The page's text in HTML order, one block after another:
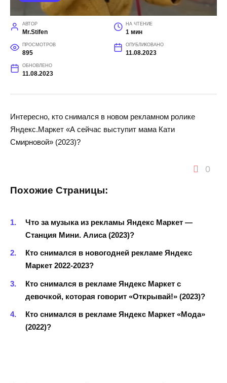
АВТОР
Mr.Stifen
НА ЧТЕНИЕ
1 мин
ПРОСМОТРОВ
895
ОПУБЛИКОВАНО
11.08.2023
ОБНОВЛЕНО
11.08.2023
Интересно, кто снимался в новом рекламном ролике
Яндекс.Маркет «А сейчас выступит мама Кати
Смирновой» (2023)?
0
Похожие Страницы:
Что за музыка из рекламы Яндекс Маркет —
Станция Мини. Алиса (2023)?
Кто снимался в новогодней рекламе Яндекс
Маркет 2022-2023?
Кто снимался в рекламе Яндекс Маркет с
девочкой, которая говорит «Открывай!» (2023)?
Кто снимался в рекламе Яндекс Маркет «Мода»
(2022)?